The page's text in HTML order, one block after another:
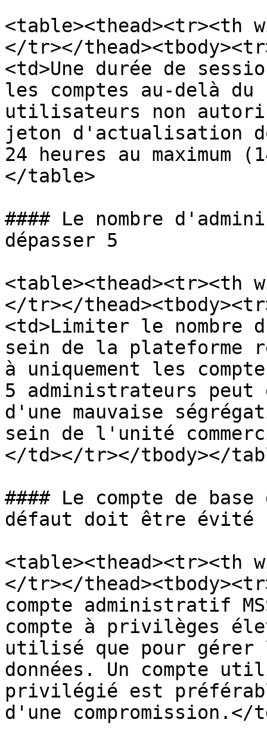
<table><thead><tr><th
</tr></
<td>Une durée de
les comptes au-delà du
utilisateurs non
jeton d'actualisation
24 heures au maximum
</table>
#### Le nombre
dépasser 5
<table><thead><tr><th
</tr></
<td>Limiter le nombre
sein de la plateforme
à uniquement les
5 administrateurs peut
d'une mauvaise
sein de l'unité
</td></tr></tbody></
#### Le compte de base
défaut doit être évité
<table><thead><tr><th
</tr></
compte administratif
compte à privilèges
utilisé que pour gérer
données. Un compte
privilégié est
d'une